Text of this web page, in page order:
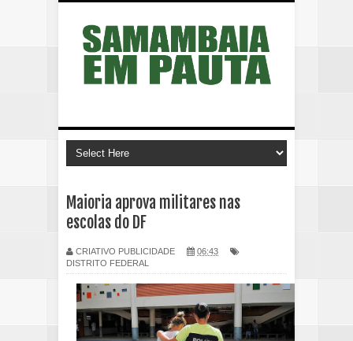
Maioria aprova militares nas
escolas do DF
CRIATIVO PUBLICIDADE
06:43
DISTRITO FEDERAL